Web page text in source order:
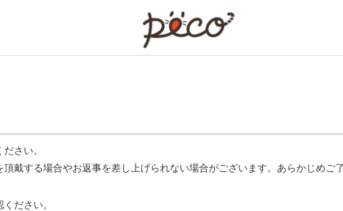
さい。
戴する場合やお返事を差し上げられない場合がございます。あらかじめご
ださい。